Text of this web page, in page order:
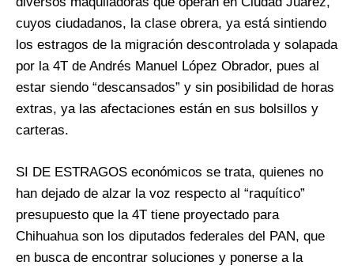
cuyos ciudadanos, la clase obrera, ya está sintiendo
los estragos de la migración descontrolada y solapada
por la 4T de Andrés Manuel López Obrador, pues al
estar siendo “descansados” y sin posibilidad de horas
extras, ya las afectaciones están en sus bolsillos y
carteras.
SI DE ESTRAGOS económicos se trata, quienes no
han dejado de alzar la voz respecto al “raquítico”
presupuesto que la 4T tiene proyectado para
Chihuahua son los diputados federales del PAN, que
en busca de encontrar soluciones y ponerse a la